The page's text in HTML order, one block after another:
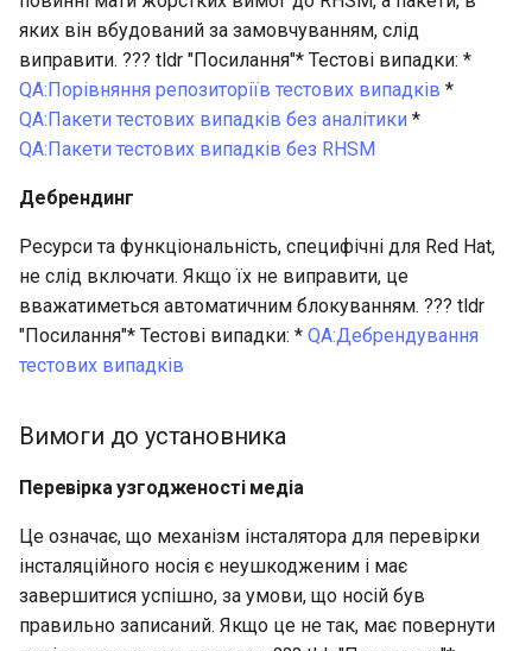
яких він вбудований за замовчуванням, слід
виправити. ??? tldr "Посилання"* Тестові випадки: *
QA:Порівняння репозиторіїв тестових випадків *
QA:Пакети тестових випадків без аналітики *
QA:Пакети тестових випадків без RHSM
Дебрендинг
Ресурси та функціональність, специфічні для Red Hat,
не слід включати. Якщо їх не виправити, це
вважатиметься автоматичним блокуванням. ??? tldr
"Посилання"* Тестові випадки: * QA:Дебрендування
тестових випадків
Вимоги до установника
Перевірка узгодженості медіа
Це означає, що механізм інсталятора для перевірки
інсталяційного носія є неушкодженим і має
завершитися успішно, за умови, що носій був
правильно записаний. Якщо це не так, має повернути